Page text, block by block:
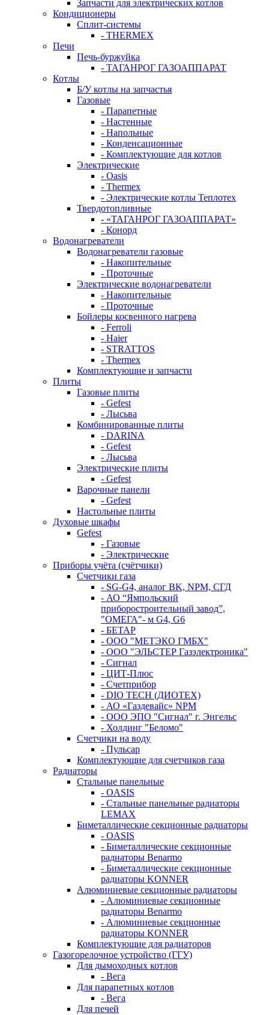
Запчасти для электрических котлов
Кондиционеры
Сплит-системы
- THERMEX
Печи
Печь-буржуйка
- ТАГАНРОГ ГАЗОАППАРАТ
Котлы
Б/У котлы на запчастья
Газовые
- Парапетные
- Настенные
- Напольные
- Конденсационные
- Комплектующие для котлов
Электрические
- Oasis
- Thermex
- Электрические котлы Теплотех
Твердотопливные
- «ТАГАНРОГ ГАЗОАППАРАТ»
- Конорд
Водонагреватели
Водонагреватели газовые
- Накопительные
- Проточные
Электрические водонагреватели
- Накопительные
- Проточные
Бойлеры косвенного нагрева
- Ferroli
- Haier
- STRATTOS
- Thermex
Комплектующие и запчасти
Плиты
Газовые плиты
- Gefest
- Лысьва
Комбинированные плиты
- DARINA
- Gefest
- Лысьва
Электрические плиты
- Gefest
Варочные панели
- Gefest
Настольные плиты
Духовые шкафы
Gefest
- Газовые
- Электрические
Приборы учёта (счётчики)
Счетчики газа
- SG-G4, аналог BK, NPM, СГД
- АО “Ямпольский
приборостроительный завод”,
"ОМЕГА"- м G4, G6
- БЕТАР
- ООО "МЕТЭКО ГМБХ"
- ООО "ЭЛЬСТЕР Газэлектроника"
- Сигнал
- ЦИТ-Плюс
- Счетприбор
- DIO TECH (ДИОТЕХ)
- АО «Газдевайс» NPM
- ООО ЭПО "Сигнал" г. Энгельс
- Холдинг "Беломо"
Счетчики на воду
- Пульсар
Комплектующие для счетчиков газа
Радиаторы
Стальные панельные
- OASIS
- Стальные панельные радиаторы
LEMAX
Биметаллические секционные радиаторы
- OASIS
- Биметаллические секционные
радиаторы Benarmo
- Биметаллические секционные
радиаторы KONNER
Алюминиевые секционные радиаторы
- Алюминиевые секционные
радиаторы Benarmo
- Алюминиевые секционные
радиаторы KONNER
Комплектующие для радиаторов
Газогорелочное устройство (ГГУ)
Для дымоходных котлов
- Вега
Для парапетных котлов
- Вега
Для печей